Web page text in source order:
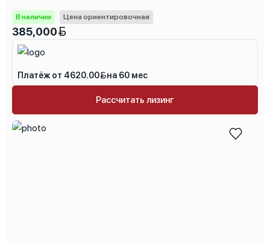
В наличии Цена ориентировочная
385,000
Платёж от 4620.00 на 60 мес
Рассчитать лизинг